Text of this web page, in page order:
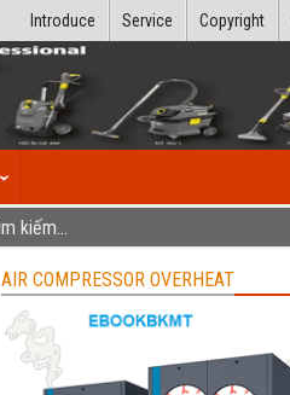
Copyright
Service
Introduce
AIR COMPRESSOR OVERHEAT